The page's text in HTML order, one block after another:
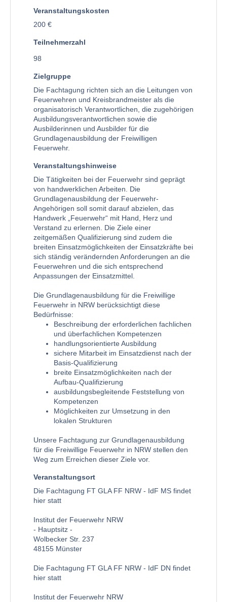
Veranstaltungskosten
200 €
Teilnehmerzahl
98
Zielgruppe
Die Fachtagung richten sich an die Leitungen von
Feuerwehren und Kreisbrandmeister als die
organisatorisch Verantwortlichen, die zugehörigen
Ausbildungsverantwortlichen sowie die
Ausbilderinnen und Ausbilder für die
Grundlagenausbildung der Freiwilligen
Feuerwehr.
Veranstaltungshinweise
Die Tätigkeiten bei der Feuerwehr sind geprägt
von handwerklichen Arbeiten. Die
Grundlagenausbildung der Feuerwehr-
Angehörigen soll somit darauf abzielen, das
Handwerk „Feuerwehr“ mit Hand, Herz und
Verstand zu erlernen. Die Ziele einer
zeitgemäßen Qualifizierung sind zudem die
breiten Einsatzmöglichkeiten der Einsatzkräfte bei
sich ständig verändernden Anforderungen an die
Feuerwehren und die sich entsprechend
Anpassungen der Einsatzmittel.
Die Grundlagenausbildung für die Freiwillige
Feuerwehr in NRW berücksichtigt diese
Bedürfnisse:
Beschreibung der erforderlichen fachlichen
und überfachlichen Kompetenzen
handlungsorientierte Ausbildung
sichere Mitarbeit im Einsatzdienst nach der
Basis-Qualifizierung
breite Einsatzmöglichkeiten nach der
Aufbau-Qualifizierung
ausbildungsbegleitende Feststellung von
Kompetenzen
Möglichkeiten zur Umsetzung in den
lokalen Strukturen
Unsere Fachtagung zur Grundlagenausbildung
für die Freiwillige Feuerwehr in NRW stellen den
Weg zum Erreichen dieser Ziele vor.
Veranstaltungsort
Die Fachtagung FT GLA FF NRW - IdF MS findet
hier statt
Institut der Feuerwehr NRW
- Hauptsitz -
Wolbecker Str. 237
48155 Münster
Die Fachtagung FT GLA FF NRW - IdF DN findet
hier statt
Institut der Feuerwehr NRW